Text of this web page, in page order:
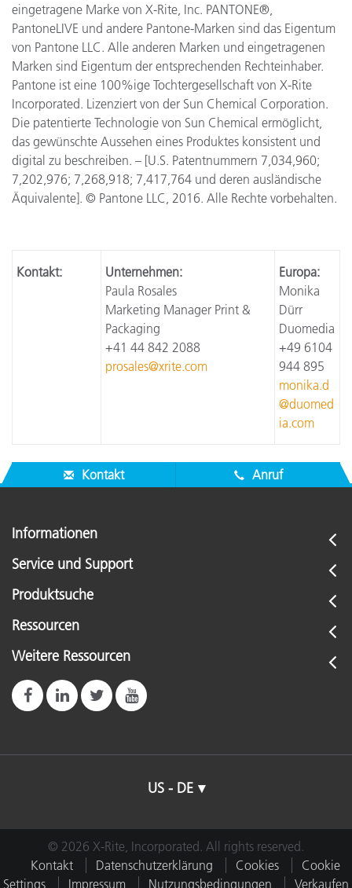
eingetragene Marke von X-Rite, Inc. PANTONE®,
PantoneLIVE und andere Pantone-Marken sind das Eigentum
von Pantone LLC. Alle anderen Marken und eingetragenen
Marken sind Eigentum der entsprechenden Rechteinhaber.
Pantone ist eine 100%ige Tochtergesellschaft von X-Rite
Incorporated. Lizenziert von der Sun Chemical Corporation.
Die patentierte Technologie von Sun Chemical ermöglicht,
das gewünschte Aussehen eines Produktes konsistent und
digital zu beschreiben. – [U.S. Patentnummern 7,034,960;
7,202,976; 7,268,918; 7,417,764 und deren ausländische
Äquivalente]. © Pantone LLC, 2016. Alle Rechte vorbehalten.
Kontakt:
Unternehmen:
Paula Rosales
Marketing Manager Print &
Packaging
+41 44 842 2088
prosales@xrite.com
Europa:
Monika
Dürr
Duomedia
+49 6104
944 895
monika.d
@duomed
ia.com
Kontakt Anruf
Informationen
Service und Support
Produktsuche
Ressourcen
Weitere Ressourcen
US - DE
© 2026 X-Rite, Incorporated. All rights reserved.
Kontakt
Datenschutzerklärung Cookies
Cookie
Settings
Impressum Nutzungsbedingungen Verkaufen